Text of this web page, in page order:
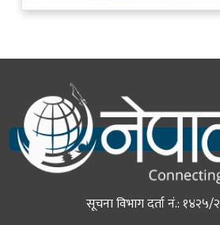
सूचना विभाग दर्ता नं.: